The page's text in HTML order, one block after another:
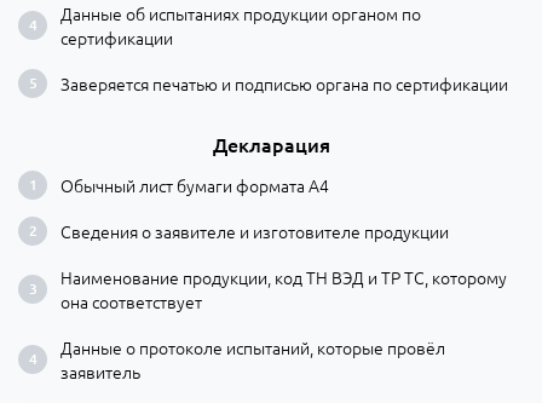
Данные об испытаниях продукции органом по
сертификации
Заверяется печатью и подписью органа по сертификации
Декларация
Обычный лист бумаги формата А4
Сведения о заявителе и изготовителе продукции
Наименование продукции, код ТН ВЭД и ТР ТС, которому
она соответствует
Данные о протоколе испытаний, которые провёл
заявитель